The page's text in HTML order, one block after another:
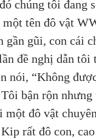
chúng tôi đang
một tên đô vật
gần gũi, con cái
đề nghị dẫn
nói, “Không
bận rộn
một đô vật
rất đô con,